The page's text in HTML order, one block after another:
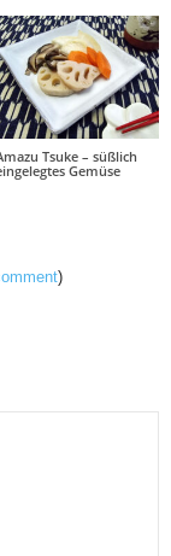
Tsuke – süßlich
Gemüse
)